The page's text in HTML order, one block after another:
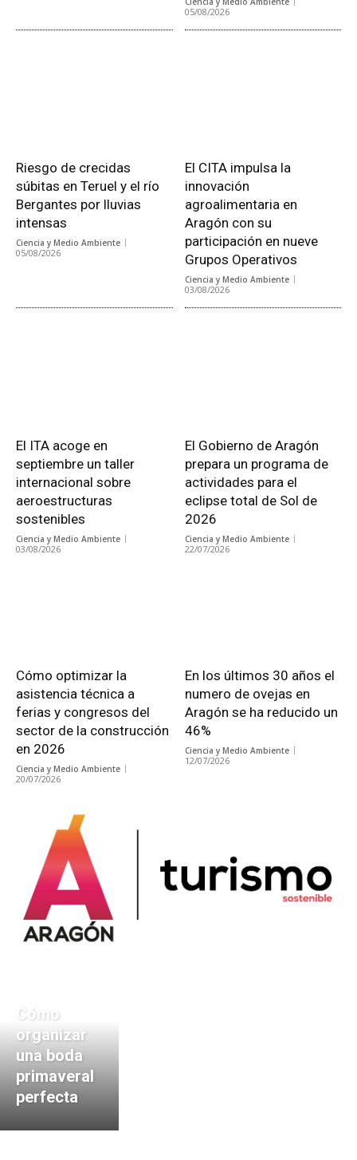
05/08/2026
Riesgo de crecidas
súbitas en Teruel y el río
Bergantes por lluvias
intensas
Ciencia y Medio Ambiente
05/08/2026
El CITA impulsa la
innovación
agroalimentaria en
Aragón con su
participación en nueve
Grupos Operativos
Ciencia y Medio Ambiente
03/08/2026
El ITA acoge en
septiembre un taller
internacional sobre
aeroestructuras
sostenibles
Ciencia y Medio Ambiente
03/08/2026
El Gobierno de Aragón
prepara un programa de
actividades para el
eclipse total de Sol de
2026
Ciencia y Medio Ambiente
22/07/2026
Cómo optimizar la
asistencia técnica a
ferias y congresos del
sector de la construcción
en 2026
Ciencia y Medio Ambiente
20/07/2026
En los últimos 30 años el
numero de ovejas en
Aragón se ha reducido un
46%
Ciencia y Medio Ambiente
12/07/2026
Cómo
organizar
una boda
primaveral
perfecta